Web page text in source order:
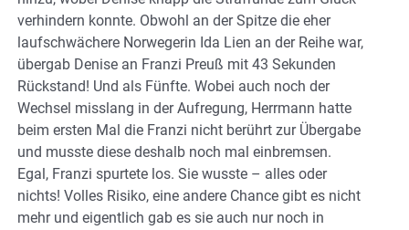
verhindern konnte. Obwohl an der Spitze die eher
laufschwächere Norwegerin Ida Lien an der Reihe war,
übergab Denise an Franzi Preuß mit 43 Sekunden
Rückstand! Und als Fünfte. Wobei auch noch der
Wechsel misslang in der Aufregung, Herrmann hatte
beim ersten Mal die Franzi nicht berührt zur Übergabe
und musste diese deshalb noch mal einbremsen.
Egal, Franzi spurtete los. Sie wusste – alles oder
nichts! Volles Risiko, eine andere Chance gibt es nicht
mehr und eigentlich gab es sie auch nur noch in